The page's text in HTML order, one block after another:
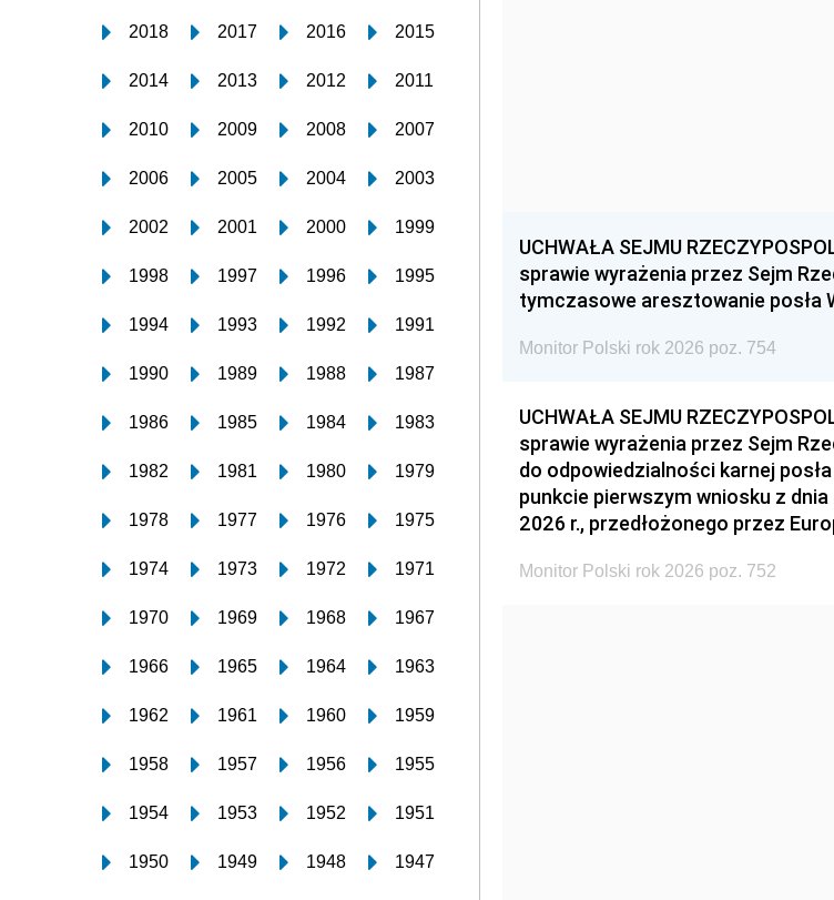
2018 2017 2016 2015
2014 2013 2012 2011
2010 2009 2008 2007
2006 2005 2004 2003
2002 2001 2000 1999
1998 1997 1996 1995
1994 1993 1992 1991
1990 1989 1988 1987
1986 1985 1984 1983
1982 1981 1980 1979
1978 1977 1976 1975
1974 1973 1972 1971
1970 1969 1968 1967
1966 1965 1964 1963
1962 1961 1960 1959
1958 1957 1956 1955
1954 1953 1952 1951
1950 1949 1948 1947
UCHWAŁA SEJMU
sprawie wyrażenia przez Sejm
tymczasowe aresztowanie posła
Monitor Polski rok 2026 poz. 754
UCHWAŁA SEJMU
sprawie wyrażenia przez Sejm
do odpowiedzialności karnej
punkcie pierwszym wniosku z
2026 r., przedłożonego przez
Monitor Polski rok 2026 poz. 752